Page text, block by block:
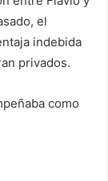
el
indebida
privados.
como